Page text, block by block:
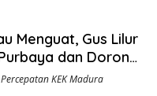
Menguat, Gus Lilur
dan Dorong
KEK Madura